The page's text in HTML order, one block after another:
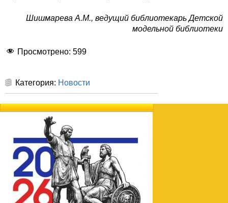
Шишмарева А.М., ведущий библиотекарь Детской
модельной библиотеки
Просмотрено: 599
Категория: Новости